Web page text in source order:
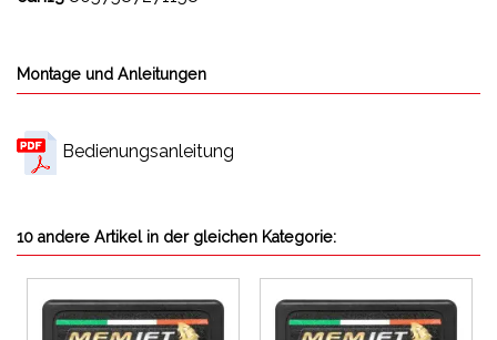
Montage und Anleitungen
Bedienungsanleitung
10 andere Artikel in der gleichen Kategorie: